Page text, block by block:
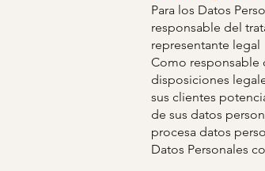
Para los Datos
responsable del
representante legal
Como responsable
disposiciones
sus clientes
de sus datos
procesa datos
Datos Personales